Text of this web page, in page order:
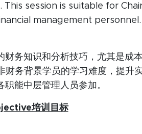
session is suitable for
management personnel.
务知识和分析技巧，尤其是成
务背景学员的学习难度，提升
能中层管理人员参加。
培训目标